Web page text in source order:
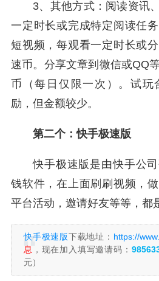
3、其他方式：阅读资讯
一定时长或完成特定阅读任
短视频，每观看一定时长或
速币。分享文章到微信或QQ
币（每日仅限一次）。试玩
励，但金额较少。
第二个：快手极速版
快手极速版是由快手公
钱软件，在上面刷刷视频，
平台活动，邀请好友等等，都
快手极速版下载地址： https://
息 ，现在加入填写邀请码：
元）